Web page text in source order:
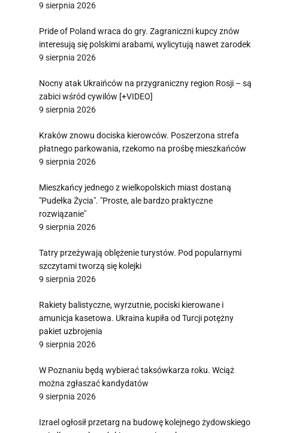
9 sierpnia 2026
Pride of Poland wraca do gry. Zagraniczni kupcy znów
interesują się polskimi arabami, wylicytują nawet zarodek
9 sierpnia 2026
Nocny atak Ukraińców na przygraniczny region Rosji – są
zabici wśród cywilów [+VIDEO]
9 sierpnia 2026
Kraków znowu dociska kierowców. Poszerzona strefa
płatnego parkowania, rzekomo na prośbę mieszkańców
9 sierpnia 2026
Mieszkańcy jednego z wielkopolskich miast dostaną
"Pudełka Życia". "Proste, ale bardzo praktyczne
rozwiązanie"
9 sierpnia 2026
Tatry przeżywają oblężenie turystów. Pod popularnymi
szczytami tworzą się kolejki
9 sierpnia 2026
Rakiety balistyczne, wyrzutnie, pociski kierowane i
amunicja kasetowa. Ukraina kupiła od Turcji potężny
pakiet uzbrojenia
9 sierpnia 2026
W Poznaniu będą wybierać taksówkarza roku. Wciąż
można zgłaszać kandydatów
9 sierpnia 2026
Izrael ogłosił przetarg na budowę kolejnego żydowskiego